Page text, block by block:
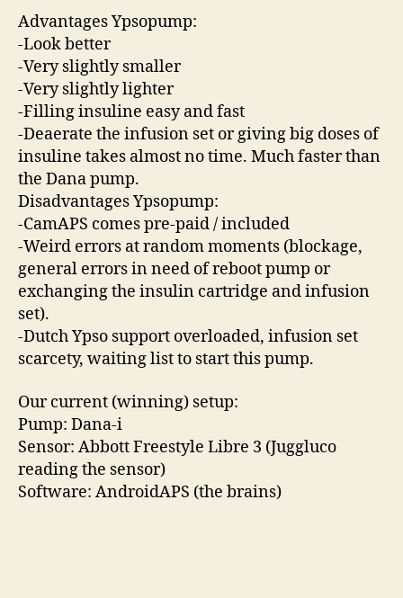
Advantages Ypsopump:
-Look better
-Very slightly smaller
-Very slightly lighter
-Filling insuline easy and fast
-Deaerate the infusion set or giving big doses of
insuline takes almost no time. Much faster than
the Dana pump.
Disadvantages Ypsopump:
-CamAPS comes pre-paid / included
-Weird errors at random moments (blockage,
general errors in need of reboot pump or
exchanging the insulin cartridge and infusion
set).
-Dutch Ypso support overloaded, infusion set
scarcety, waiting list to start this pump.
Our current (winning) setup:
Pump: Dana-i
Sensor: Abbott Freestyle Libre 3 (Juggluco
reading the sensor)
Software: AndroidAPS (the brains)